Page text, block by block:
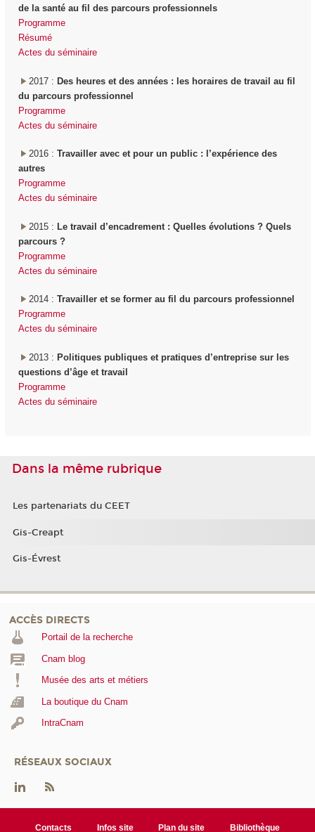
de la santé au fil des parcours professionnels
Programme
Résumé
Actes du séminaire
2017 : Des heures et des années : les horaires de travail au fil
du parcours professionnel
Programme
Actes du séminaire
2016 : Travailler avec et pour un public : l’expérience des
autres
Programme
Actes du séminaire
2015 : Le travail d’encadrement : Quelles évolutions ? Quels
parcours ?
Programme
Actes du séminaire
2014 : Travailler et se former au fil du parcours professionnel
Programme
Actes du séminaire
2013 : Politiques publiques et pratiques d’entreprise sur les
questions d’âge et travail
Programme
Actes du séminaire
Dans la même rubrique
Les partenariats du CEET
Gis-Creapt
Gis-Évrest
ACCÈS DIRECTS
Portail de la recherche
Cnam blog
Musée des arts et métiers
La boutique du Cnam
IntraCnam
RÉSEAUX SOCIAUX
Contacts Infos site Plan du site Bibliothèque